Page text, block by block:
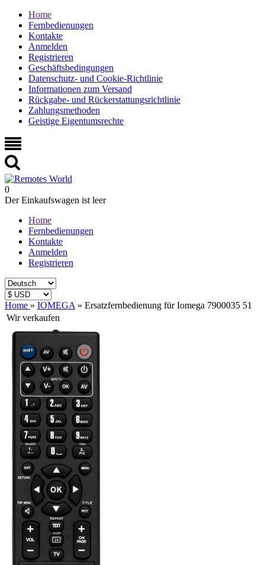
Home
Fernbedienungen
Kontakte
Anmelden
Registrieren
Geschäftsbedingungen
Datenschutz- und Cookie-Richtlinie
Informationen zum Versand
Rückgabe- und Rückerstattungsrichtlinie
Zahlungsmethoden
Geistige Eigentumsrechte
0
Der Einkaufswagen ist leer
Home
Fernbedienungen
Kontakte
Anmelden
Registrieren
Home » IOMEGA » Ersatzfernbedienung für Iomega 7900035 51
Wir verkaufen